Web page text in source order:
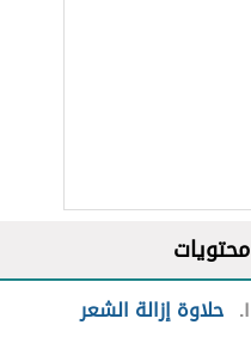
محتويات
١ حلاوة إزالة الشعر